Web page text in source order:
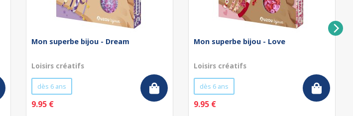
Mon superbe bijou - Dream
Loisirs créatifs
dès 6 ans
9.95 €
Mon superbe bijou - Love
Loisirs créatifs
dès 6 ans
9.95 €